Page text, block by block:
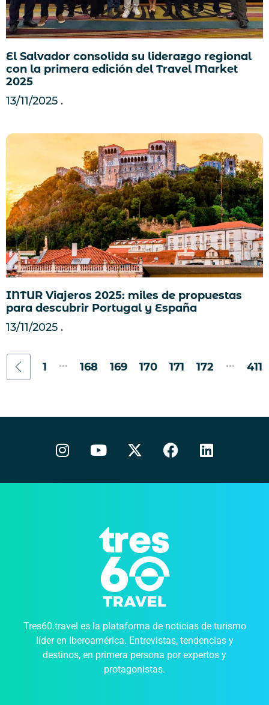
El Salvador consolida su liderazgo regional
con la primera edición del Travel Market
2025
13/11/2025
INTUR Viajeros 2025: miles de propuestas
para descubrir Portugal y España
13/11/2025
1 ... 168 169 170 171 172 ... 411
Tres60.travel es la plataforma de noticias de turismo
líder en Iberoamérica. Entrevistas, tendencias y
destinos, en primera persona por expertos y
protagonistas.